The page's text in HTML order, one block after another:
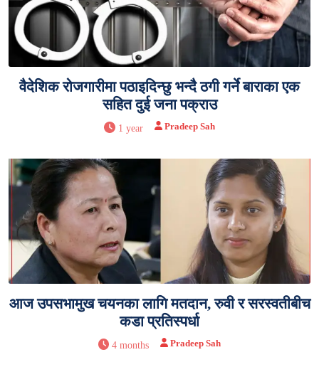
वैदेशिक रोजगारीमा पठाइदिन्छु भन्दै ठगी गर्ने बाराका एक
सहित दुई जना पक्राउ
1 year Pradeep Sah
आज उपसभामुख चयनका लागि मतदान, रुवी र सरस्वतीबीच
कडा प्रतिस्पर्धा
4 months Pradeep Sah